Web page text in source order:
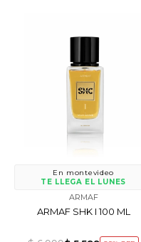
En montevideo
TE LLEGA EL LUNES
ARMAF
ARMAF SHK I 100 ML